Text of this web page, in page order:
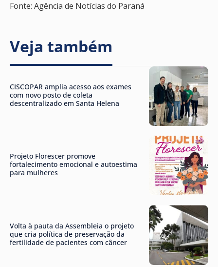
Fonte: Agência de Notícias do Paraná
Veja também
CISCOPAR amplia acesso aos exames
com novo posto de coleta
descentralizado em Santa Helena
Projeto Florescer promove
fortalecimento emocional e autoestima
para mulheres
Volta à pauta da Assembleia o projeto
que cria política de preservação da
fertilidade de pacientes com câncer